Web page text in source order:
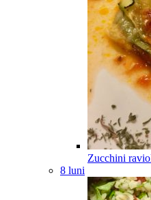
Zucchini
8 luni